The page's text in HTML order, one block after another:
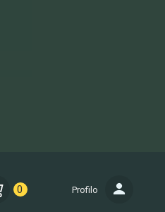
0 Profilo